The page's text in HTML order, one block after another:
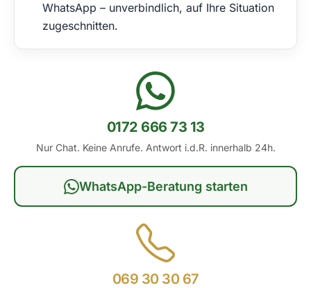
WhatsApp – unverbindlich, auf Ihre Situation
zugeschnitten.
069 30 30 67
0172 666 73 13
Nur Chat. Keine Anrufe. Antwort i.d.R. innerhalb 24h.
WhatsApp-Beratung starten